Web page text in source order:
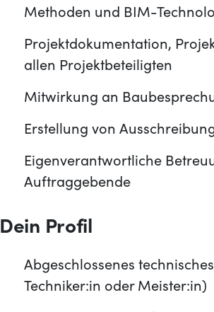
Methoden und BIM-
Projektdokumentation,
allen Projektbeteiligten
Mitwirkung an
Erstellung von
Eigenverantwortliche
Auftraggebende
Dein Profil
Abgeschlossenes
Techniker:in oder Meister:in)